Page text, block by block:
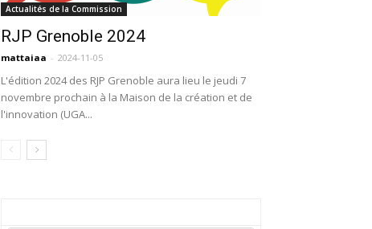
Actualités de la Commission
RJP Grenoble 2024
mattaiaa - 2024-11-05
L'édition 2024 des RJP Grenoble aura lieu le jeudi 7
novembre prochain à la Maison de la création et de
l'innovation (UGA...